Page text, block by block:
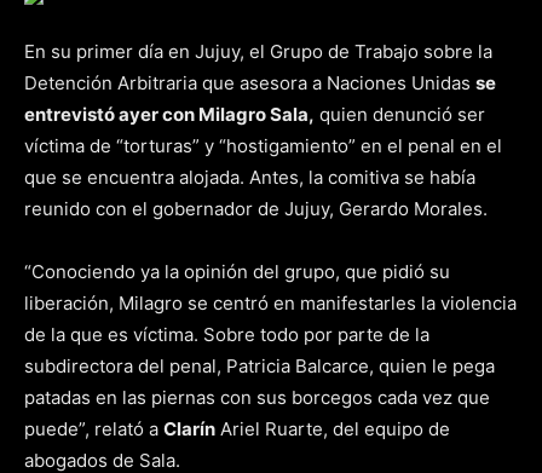
En su primer día en Jujuy, el Grupo de Trabajo sobre la
Detención Arbitraria que asesora a Naciones Unidas se
entrevistó ayer con Milagro Sala, quien denunció ser
víctima de “torturas” y “hostigamiento” en el penal en el
que se encuentra alojada. Antes, la comitiva se había
reunido con el gobernador de Jujuy, Gerardo Morales.
“Conociendo ya la opinión del grupo, que pidió su
liberación, Milagro se centró en manifestarles la violencia
de la que es víctima. Sobre todo por parte de la
subdirectora del penal, Patricia Balcarce, quien le pega
patadas en las piernas con sus borcegos cada vez que
puede”, relató a Clarín Ariel Ruarte, del equipo de
abogados de Sala.